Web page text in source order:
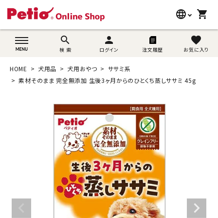
language
wovn-lang-name
shopping_cart
search
検 索
person
ログイン 注文履歴
favorite
お気に入り
search
猫用品
うさぎ用品
ブランド別に探す
目的別に探す
ご利用案内
HOME 犬用品 犬用おやつ
ササミ系
素材そのまま 完全無添加 生後3ヶ月からのひとくち蒸しササミ 45g